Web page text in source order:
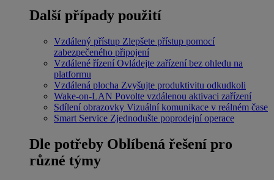
Další případy použití
Vzdálený přístup Zlepšete přístup pomocí
zabezpečeného připojení
Vzdálené řízení Ovládejte zařízení bez ohledu na
platformu
Vzdálená plocha Zvyšujte produktivitu odkudkoli
Wake-on-LAN Povolte vzdálenou aktivaci zařízení
Sdílení obrazovky Vizuální komunikace v reálném čase
Smart Service Zjednodušte poprodejní operace
Dle potřeby Oblíbená řešení pro
různé týmy